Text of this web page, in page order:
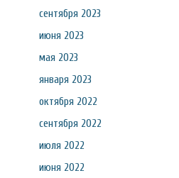
сентября 2023
июня 2023
мая 2023
января 2023
октября 2022
сентября 2022
июля 2022
июня 2022